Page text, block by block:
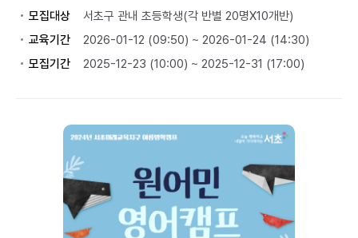
모집대상
서초구 관내 초등학생(각 반별 20명X10개반)
교육기간
2026-01-12 (09:50) ~ 2026-01-24 (14:30)
모집기간
2025-12-23 (10:00) ~ 2025-12-31 (17:00)